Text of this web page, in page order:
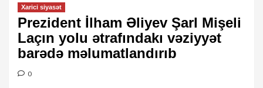
Xarici siyasət
Prezident İlham Əliyev Şarl Mişeli
Laçın yolu ətrafındakı vəziyyət
barədə məlumatlandırıb
0